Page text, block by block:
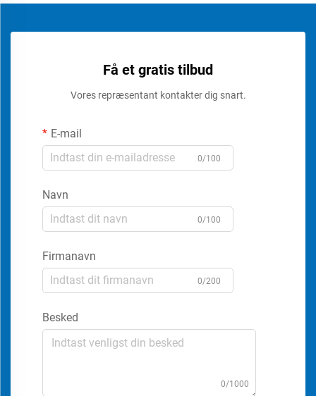
Få et gratis tilbud
Vores repræsentant kontakter dig snart.
E-mail
0/100
Navn
0/100
Firmanavn
0/200
Besked
0/1000